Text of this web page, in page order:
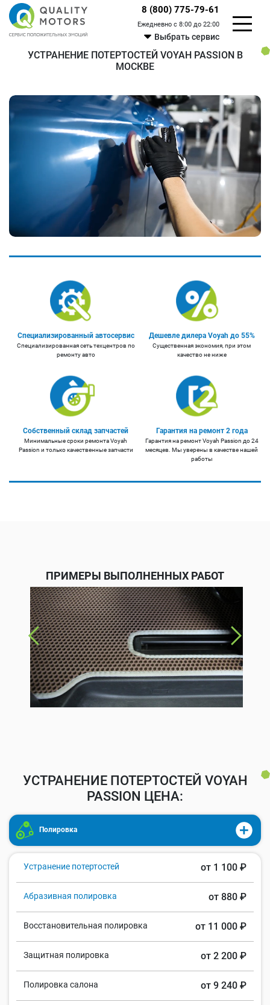
8 (800) 775-79-61
Ежедневно с 8:00 до 22:00
Выбрать сервис
УСТРАНЕНИЕ ПОТЕРТОСТЕЙ VOYAH PASSION В
МОСКВЕ
Специализированный автосервис
Специализированная сеть техцентров по
ремонту авто
Дешевле дилера Voyah до 55%
Существенная экономия, при этом
качество не ниже
Собственный склад запчастей
Минимальные сроки ремонта Voyah
Passion и только качественные запчасти
Гарантия на ремонт 2 года
Гарантия на ремонт Voyah Passion до 24
месяцев. Мы уверены в качестве нашей
работы
ПРИМЕРЫ ВЫПОЛНЕННЫХ РАБОТ
УСТРАНЕНИЕ ПОТЕРТОСТЕЙ VOYAH
PASSION ЦЕНА:
Полировка
Устранение потертостей от 1 100 ₽
Абразивная полировка от 880 ₽
Восстановительная полировка от 11 000 ₽
Защитная полировка от 2 200 ₽
Полировка салона от 9 240 ₽